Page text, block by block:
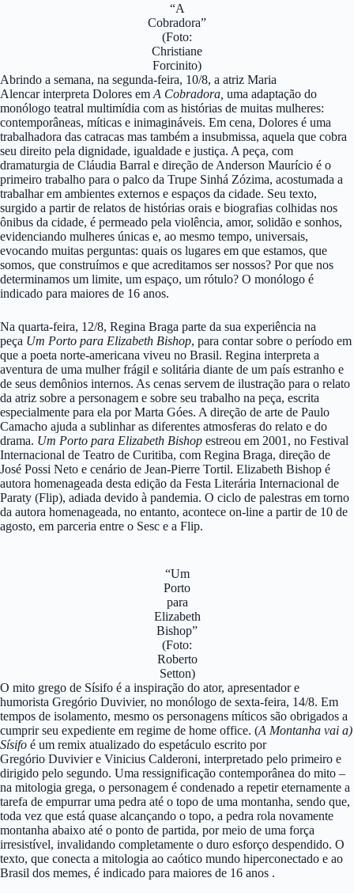
“A
Cobradora”
(Foto:
Christiane
Forcinito)
Abrindo a semana, na segunda-feira, 10/8, a atriz Maria
Alencar interpreta Dolores em A Cobradora, uma adaptação do
monólogo teatral multimídia com as histórias de muitas mulheres:
contemporâneas, míticas e inimagináveis. Em cena, Dolores é uma
trabalhadora das catracas mas também a insubmissa, aquela que cobra
seu direito pela dignidade, igualdade e justiça. A peça, com
dramaturgia de Cláudia Barral e direção de Anderson Maurício é o
primeiro trabalho para o palco da Trupe Sinhá Zózima, acostumada a
trabalhar em ambientes externos e espaços da cidade. Seu texto,
surgido a partir de relatos de histórias orais e biografias colhidas nos
ônibus da cidade, é permeado pela violência, amor, solidão e sonhos,
evidenciando mulheres únicas e, ao mesmo tempo, universais,
evocando muitas perguntas: quais os lugares em que estamos, que
somos, que construímos e que acreditamos ser nossos? Por que nos
determinamos um limite, um espaço, um rótulo? O monólogo é
indicado para maiores de 16 anos.
Na quarta-feira, 12/8, Regina Braga parte da sua experiência na
peça Um Porto para Elizabeth Bishop, para contar sobre o período em
que a poeta norte-americana viveu no Brasil. Regina interpreta a
aventura de uma mulher frágil e solitária diante de um país estranho e
de seus demônios internos. As cenas servem de ilustração para o relato
da atriz sobre a personagem e sobre seu trabalho na peça, escrita
especialmente para ela por Marta Góes. A direção de arte de Paulo
Camacho ajuda a sublinhar as diferentes atmosferas do relato e do
drama. Um Porto para Elizabeth Bishop estreou em 2001, no Festival
Internacional de Teatro de Curitiba, com Regina Braga, direção de
José Possi Neto e cenário de Jean-Pierre Tortil. Elizabeth Bishop é
autora homenageada desta edição da Festa Literária Internacional de
Paraty (Flip), adiada devido à pandemia. O ciclo de palestras em torno
da autora homenageada, no entanto, acontece on-line a partir de 10 de
agosto, em parceria entre o Sesc e a Flip.
“Um
Porto
para
Elizabeth
Bishop”
(Foto:
Roberto
Setton)
O mito grego de Sísifo é a inspiração do ator, apresentador e
humorista Gregório Duvivier, no monólogo de sexta-feira, 14/8. Em
tempos de isolamento, mesmo os personagens míticos são obrigados a
cumprir seu expediente em regime de home office. (A Montanha vai a)
Sísifo é um remix atualizado do espetáculo escrito por
Gregório Duvivier e Vinicius Calderoni, interpretado pelo primeiro e
dirigido pelo segundo. Uma ressignificação contemporânea do mito –
na mitologia grega, o personagem é condenado a repetir eternamente a
tarefa de empurrar uma pedra até o topo de uma montanha, sendo que,
toda vez que está quase alcançando o topo, a pedra rola novamente
montanha abaixo até o ponto de partida, por meio de uma força
irresistível, invalidando completamente o duro esforço despendido. O
texto, que conecta a mitologia ao caótico mundo hiperconectado e ao
Brasil dos memes, é indicado para maiores de 16 anos .